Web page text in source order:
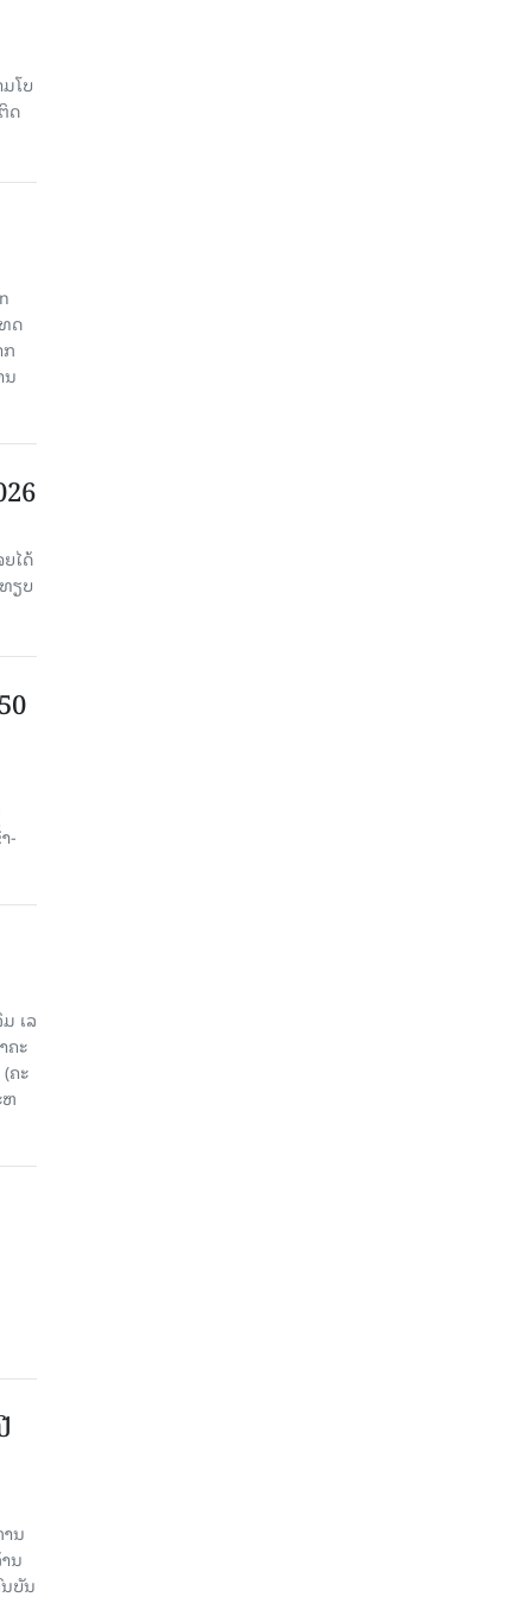
ໂບ​
ດ
ດ
ນ
ໄດ້
ຽບ
-
ເລ​
ຄະ​
ຄະ​
ຫ
ນ​
ນ​
ບັນ​